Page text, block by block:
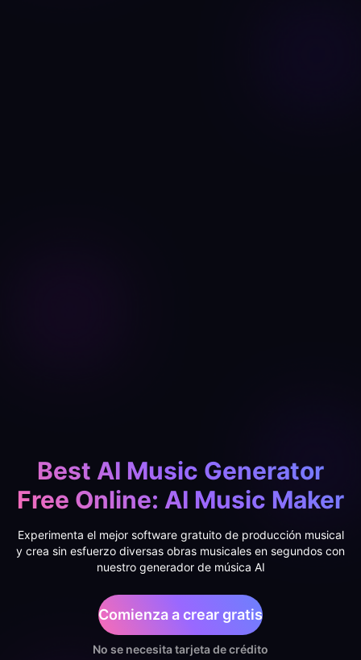
Best AI Music Generator
Free Online: AI Music Maker
Experimenta el mejor software gratuito de producción musical
y crea sin esfuerzo diversas obras musicales en segundos con
nuestro generador de música AI
Comienza a crear gratis
No se necesita tarjeta de crédito